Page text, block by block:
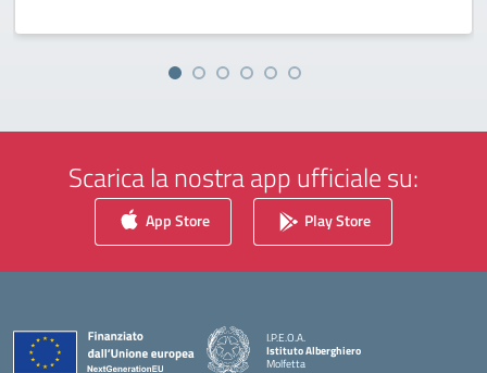
Scarica la nostra app ufficiale su:
App Store Play Store
I.P.E.O.A.
Istituto Alberghiero
Molfetta